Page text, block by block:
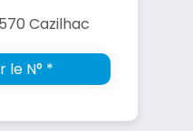
Cazilhac
N° *